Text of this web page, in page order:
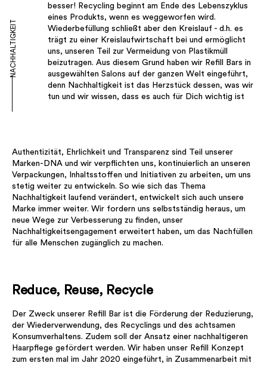
besser! Recycling beginnt am Ende des Lebenszyklus
eines Produkts, wenn es weggeworfen wird.
Wiederbefüllung schließt aber den Kreislauf - d.h. es
trägt zu einer Kreislaufwirtschaft bei und ermöglicht
uns, unseren Teil zur Vermeidung von Plastikmüll
beizutragen. Aus diesem Grund haben wir Refill Bars in
ausgewählten Salons auf der ganzen Welt eingeführt,
denn Nachhaltigkeit ist das Herzstück dessen, was wir
tun und wir wissen, dass es auch für Dich wichtig ist
NACHHALTIGKEIT
Authentizität, Ehrlichkeit und Transparenz sind Teil unserer
Marken-DNA und wir verpflichten uns, kontinuierlich an unseren
Verpackungen, Inhaltsstoffen und Initiativen zu arbeiten, um uns
stetig weiter zu entwickeln. So wie sich das Thema
Nachhaltigkeit laufend verändert, entwickelt sich auch unsere
Marke immer weiter. Wir fordern uns selbstständig heraus, um
neue Wege zur Verbesserung zu finden, unser
Nachhaltigkeitsengagement erweitert haben, um das Nachfüllen
für alle Menschen zugänglich zu machen.
Reduce, Reuse, Recycle
Der Zweck unserer Refill Bar ist die Förderung der Reduzierung,
der Wiederverwendung, des Recyclings und des achtsamen
Konsumverhaltens. Zudem soll der Ansatz einer nachhaltigeren
Haarpflege gefördert werden. Wir haben unser Refill Konzept
zum ersten mal im Jahr 2020 eingeführt, in Zusammenarbeit mit